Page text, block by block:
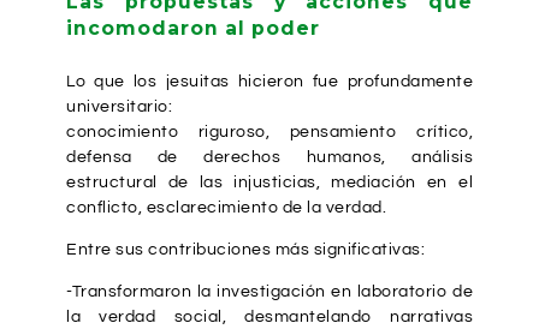
incomodaron al poder
Lo que los jesuitas hicieron fue profundamente
universitario:
conocimiento riguroso, pensamiento crítico,
defensa de derechos humanos, análisis
estructural de las injusticias, mediación en el
conflicto, esclarecimiento de la verdad.
Entre sus contribuciones más significativas:
-Transformaron la investigación en laboratorio de
la verdad social, desmantelando narrativas